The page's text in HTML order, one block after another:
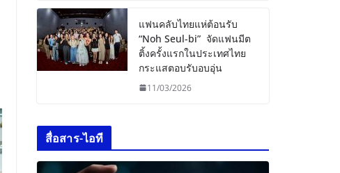
แฟนคลับไทยแห่ต้อนรับ
“Noh Seul-bi” จัดแฟนมีต
ติ้งครั้งแรกในประเทศไทย
กระแสตอบรับอบอุ่น
11/03/2026
สื่อสาร-ไอที